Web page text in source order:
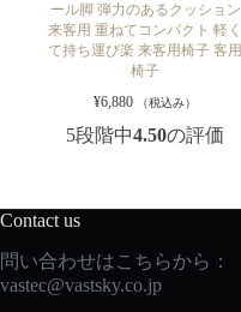
ール脚 弾力のあるクッション
来客用 重ねてコンパクト 軽く
て持ち運び楽 来客用椅子 客用
椅子
¥6,880 （税込み）
5段階中4.50の評価
Contact us
問い合わせはこちらから：
vastec@vastsky.co.jp